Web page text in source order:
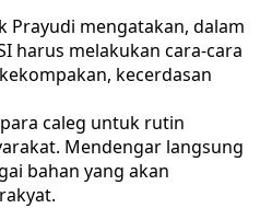
Prayudi mengatakan, dalam
harus melakukan cara-cara
kecerdasan
caleg untuk rutin
Mendengar langsung
bahan yang akan